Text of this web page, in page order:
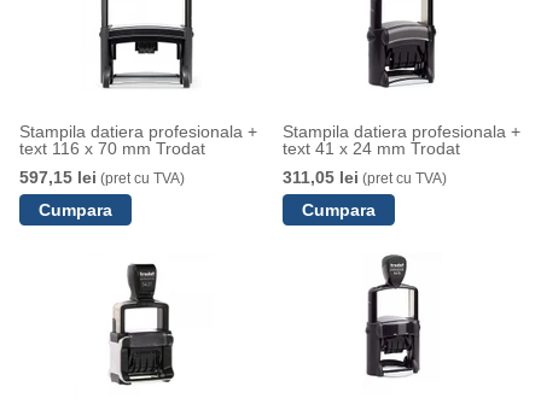
Stampila datiera profesionala +
text 116 x 70 mm Trodat
597,15 lei (pret cu TVA)
Stampila datiera profesionala +
text 41 x 24 mm Trodat
311,05 lei (pret cu TVA)